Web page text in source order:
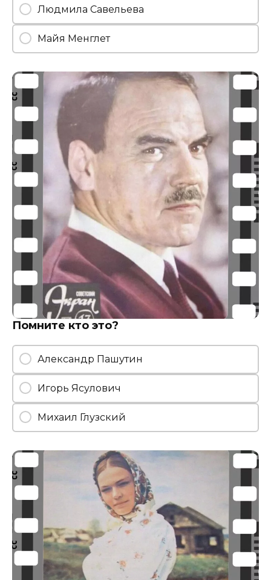
Людмила Савельева
Майя Менглет
Помните кто это?
Александр Пашутин
Игорь Ясулович
Михаил Глузский